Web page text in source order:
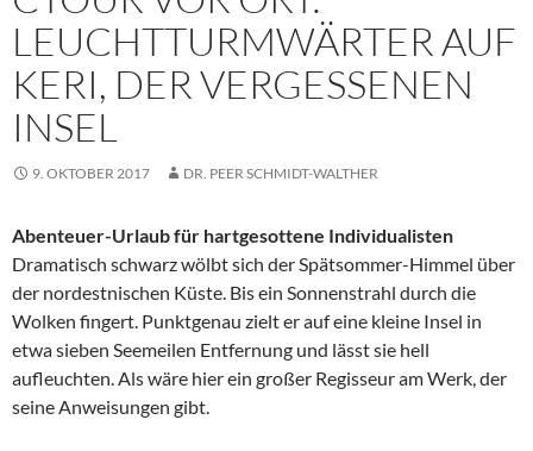
LEUCHTTURMWÄRTER AUF
KERI, DER VERGESSENEN
INSEL
9. OKTOBER 2017 DR. PEER SCHMIDT-WALTHER
Abenteuer-Urlaub für hartgesottene Individualisten
Dramatisch schwarz wölbt sich der Spätsommer-Himmel über
der nordestnischen Küste. Bis ein Sonnenstrahl durch die
Wolken fingert. Punktgenau zielt er auf eine kleine Insel in
etwa sieben Seemeilen Entfernung und lässt sie hell
aufleuchten. Als wäre hier ein großer Regisseur am Werk, der
seine Anweisungen gibt.